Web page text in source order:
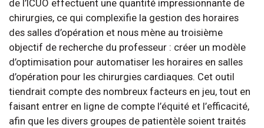
de l’ICUO effectuent une quantité impressionnante de
chirurgies, ce qui complexifie la gestion des horaires
des salles d’opération et nous mène au troisième
objectif de recherche du professeur : créer un modèle
d’optimisation pour automatiser les horaires en salles
d’opération pour les chirurgies cardiaques. Cet outil
tiendrait compte des nombreux facteurs en jeu, tout en
faisant entrer en ligne de compte l’équité et l’efficacité,
afin que les divers groupes de patientèle soient traités